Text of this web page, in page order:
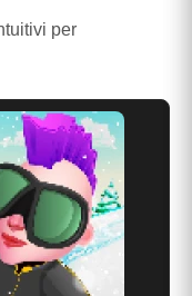
per